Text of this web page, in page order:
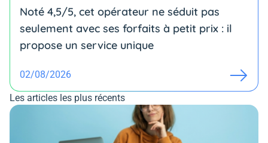
Noté 4,5/5, cet opérateur ne séduit pas
seulement avec ses forfaits à petit prix : il
propose un service unique
02/08/2026
Les articles les plus récents